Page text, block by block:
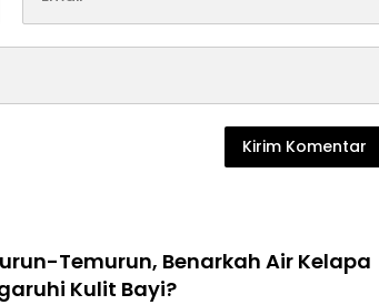
Temurun, Benarkah Air Kelapa
Kulit Bayi?